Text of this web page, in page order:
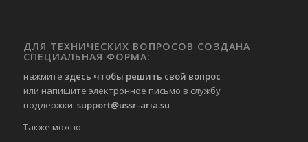
ДЛЯ ТЕХНИЧЕСКИХ ВОПРОСОВ СОЗДАНА
СПЕЦИАЛЬНАЯ ФОРМА:
нажмите здесь чтобы решить свой вопрос
или напишите электронное письмо в службу
поддержки: support@ussr-aria.su
Также можно: